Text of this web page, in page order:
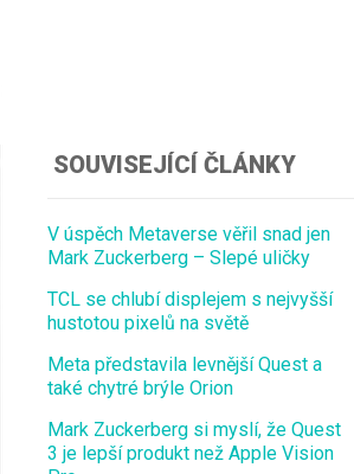
SOUVISEJÍCÍ ČLÁNKY
V úspěch Metaverse věřil snad jen
Mark Zuckerberg – Slepé uličky
TCL se chlubí displejem s nejvyšší
hustotou pixelů na světě
Meta představila levnější Quest a
také chytré brýle Orion
Mark Zuckerberg si myslí, že Quest
3 je lepší produkt než Apple Vision